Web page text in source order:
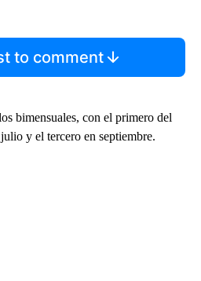
to comment
bimensuales, con el primero del
y el tercero en septiembre.